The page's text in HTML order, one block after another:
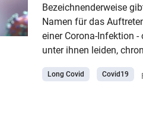
helfen kann, lesen Sie
Bezeichnenderweise
Namen für das
einer Corona-Infektion
unter ihnen leiden,
rasch die Luft ausgeht.
einer "Post-Covid-
Long Covid Covid19